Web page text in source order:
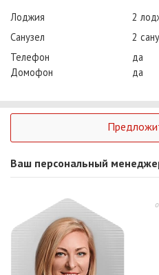
Лоджия
2
Санузел
2
Телефон
да
Домофон
да
Ваш персональный